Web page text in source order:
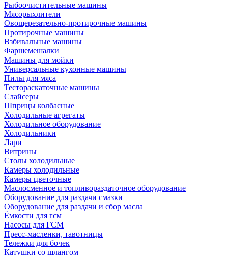
Рыбоочистительные машины
Мясорыхлители
Овощерезательно-протирочные машины
Протирочные машины
Взбивальные машины
Фаршемешалки
Машины для мойки
Универсальные кухонные машины
Пилы для мяса
Тестораскаточные машины
Слайсеры
Шприцы колбасные
Холодильные агрегаты
Холодильное оборудование
Холодильники
Лари
Витрины
Столы холодильные
Камеры холодильные
Камеры цветочные
Маслосменное и топливораздаточное оборудование
Оборудование для раздачи смазки
Оборудование для раздачи и сбор масла
Ёмкости для гсм
Насосы для ГСМ
Пресс-масленки, тавотницы
Тележки для бочек
Катушки со шлангом